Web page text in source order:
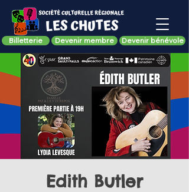
Devenir membre Devenir bénévole
Billetterie
Edith Butler